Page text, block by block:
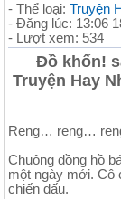
- Thể loại: Truyện
- Đăng lúc: 13:06
- Lượt xem: 534
Đồ khốn!
Truyện Hay
Reng… reng…
Chuông đồng hồ
một ngày mới. Cô
chiến đấu.